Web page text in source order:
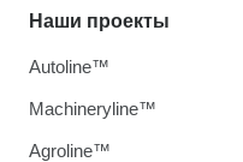
Наши проекты
Autoline™
Machineryline™
Agroline™